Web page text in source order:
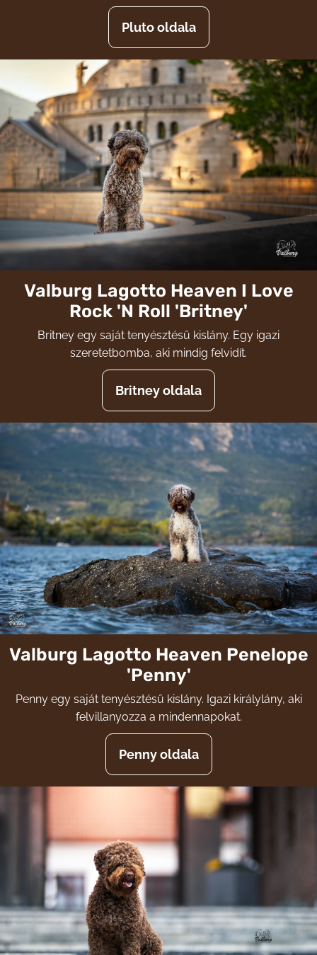
Pluto oldala
Valburg Lagotto Heaven I Love
Rock 'N Roll 'Britney'
Britney egy saját tenyésztésű kislány. Egy igazi
szeretetbomba, aki mindig felvidít.
Britney oldala
Valburg Lagotto Heaven Penelope
'Penny'
Penny egy saját tenyésztésű kislány. Igazi királylány, aki
felvillanyozza a mindennapokat.
Penny oldala